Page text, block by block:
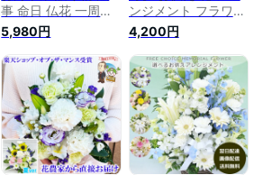
事 命日 仏花 一周忌
三回忌 七回忌 月命
日 お供え花 お供え
物 ペット 四十九日
法要 供花 法要 お彼
岸 お盆 仏事 フラワ
ーアレンジメント 生
花 渋沢栄一 花農家
直送 送料無料
5,980円
ンジメント フラワー
ボックス 『 生花 お
供え花 ボックスフラ
ワー 』 一周忌 お供
え物 贈り物 電報 弔
電 即日発送 お悔や
み の花 命日 仏花 お
しゃれ フラワーアレ
ンジメント アレンジ
四十九日 法要 法事
4,200円